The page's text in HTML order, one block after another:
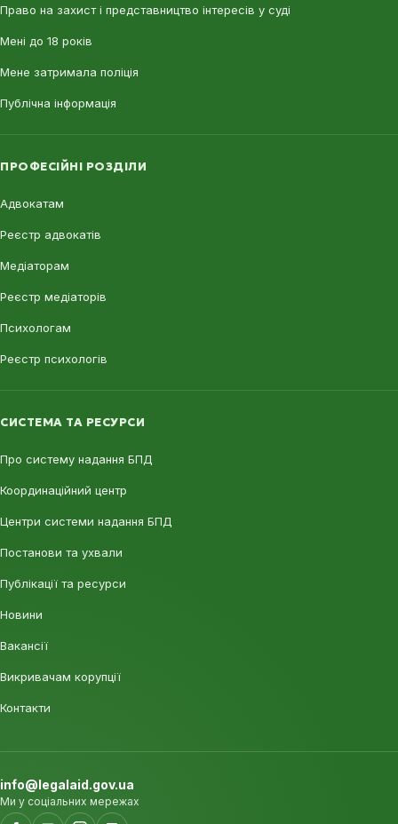
Право на захист і представництво інтересів у суді
Мені до 18 років
Мене затримала поліція
Публічна інформація
ПРОФЕСІЙНІ РОЗДІЛИ
Адвокатам
Реєстр адвокатів
Медіаторам
Реєстр медіаторів
Психологам
Реєстр психологів
СИСТЕМА ТА РЕСУРСИ
Про систему надання БПД
Координаційний центр
Центри системи надання БПД
Постанови та ухвали
Публікації та ресурси
Новини
Вакансії
Викривачам корупції
Контакти
info@legalaid.gov.ua
Ми у соціальних мережах